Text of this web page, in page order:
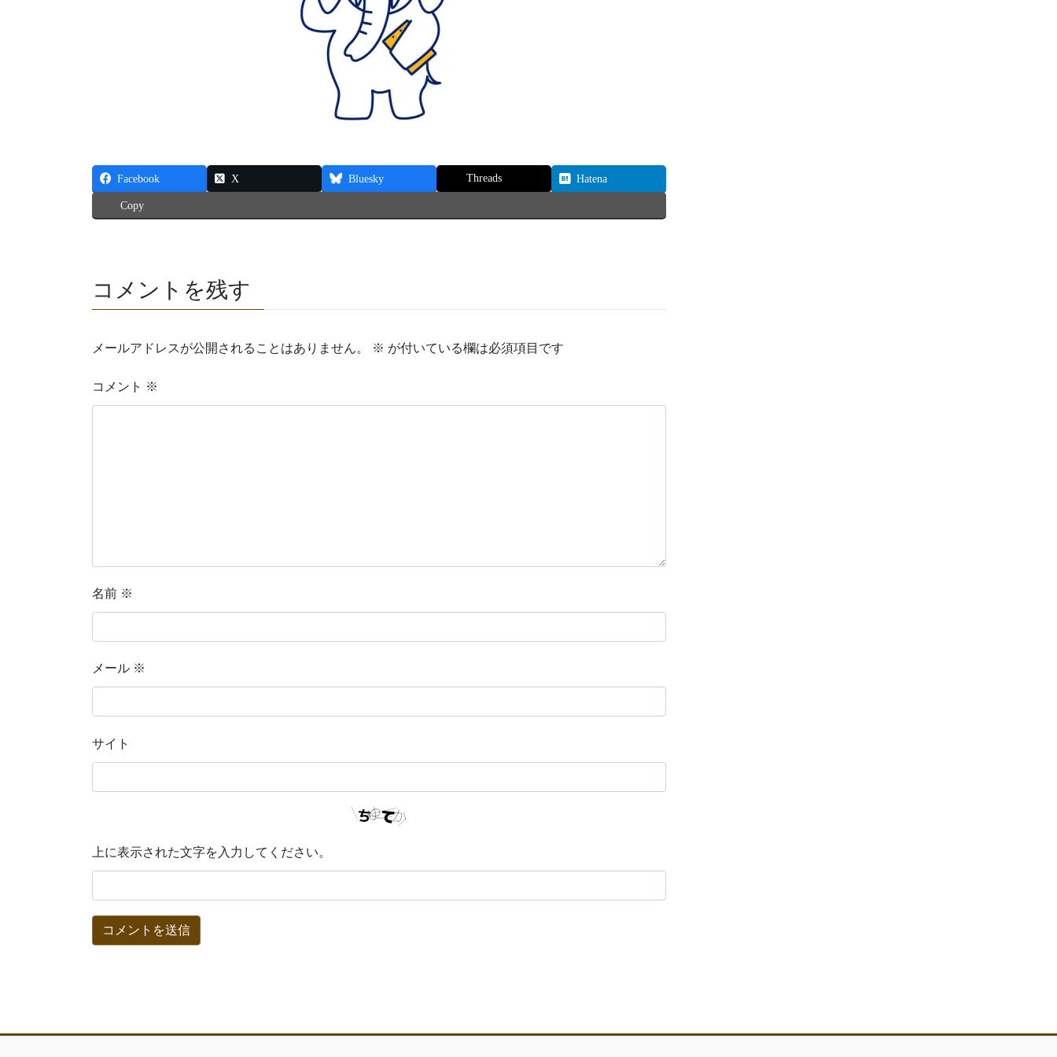
Facebook X Bluesky Threads Hatena
Copy
コメントを残す
メールアドレスが公開されることはありません。 ※ が付いている欄は必須項目です
コメント ※
名前 ※
メール ※
サイト
上に表示された文字を入力してください。